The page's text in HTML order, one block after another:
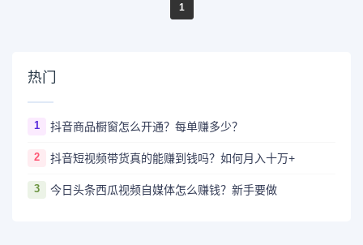
1
热门
1 抖音商品橱窗怎么开通？每单赚多少？
2 抖音短视频带货真的能赚到钱吗？如何月入十万+
3 今日头条西瓜视频自媒体怎么赚钱？新手要做